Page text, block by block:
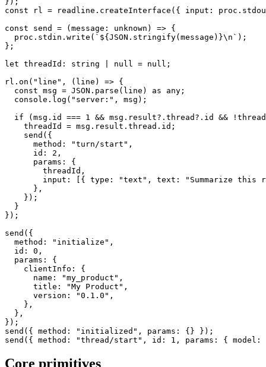
const rl = readline. createInterface ({ input : proc.
const
send = (message: unknown ) => {
  proc.
stdin . write ( ` ${JSON .stringify(message)}\n` );
};
let threadId : string null = null ;
rl. on ( "line" , ( line ) => {
const msg = JSON . parse (line) as any ;
console . log ( "server:" , msg);
if (msg. id === 1 && msg. result?. thread ?. id
&&
    threadId = msg.
result . thread . id ;
send ({
method : "turn/start" ,
id : 2 ,
params : {
        threadId,
input : [{ type : "text" , text :
"Summarize this
      },
    });
  }
});
send ({
method : "initialize" ,
id : 0 ,
params : {
clientInfo : {
name : "my_product" ,
title : "My Product" ,
version : "0.1.0" ,
    },
  },
send ({ method : "initialized" , params
send ({ method : "thread/start" , id : 1 , params : { model :
Core primitives